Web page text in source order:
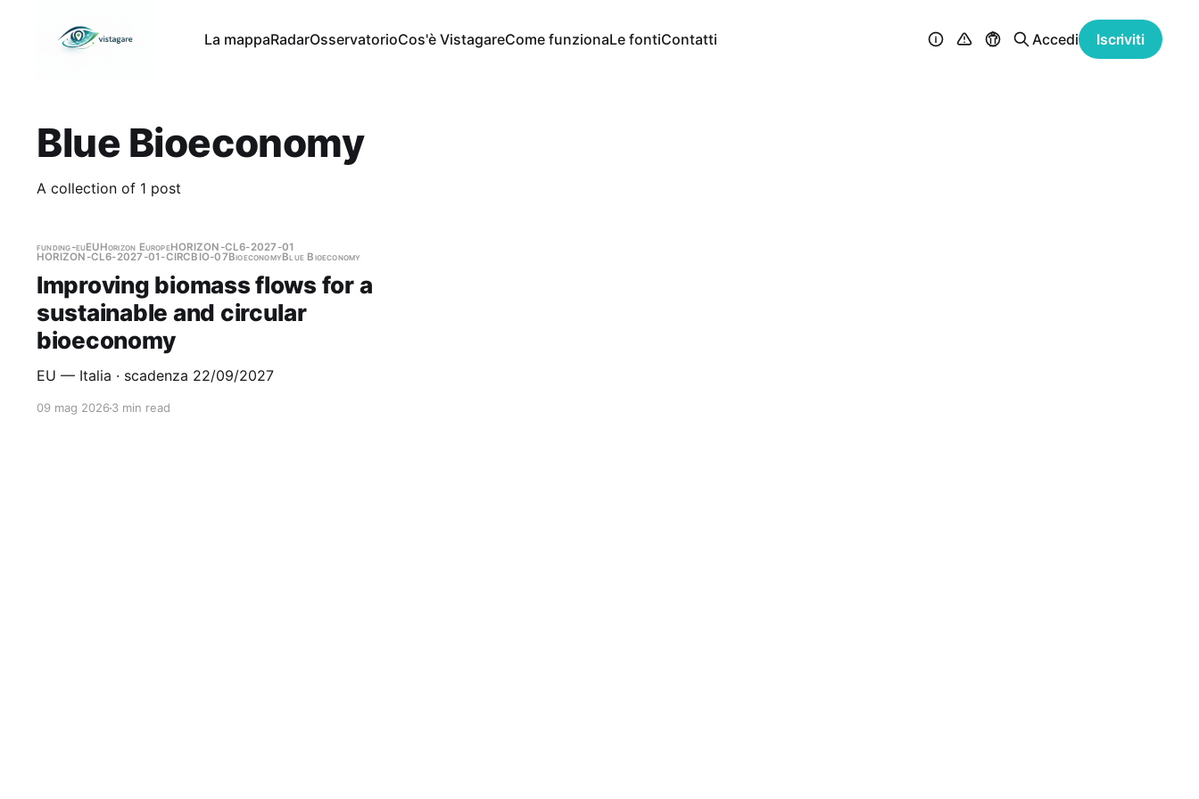
La mappaRadarOsservatorioCos'è VistagareCome funzionaLe fontiContatti Accedi Iscriviti
Blue Bioeconomy
A collection of 1 post
funding-euEUHorizon EuropeHORIZON-CL6-2027-01
HORIZON-CL6-2027-01-CIRCBIO-07BioeconomyBlue Bioeconomy
Improving biomass flows for a
sustainable and circular
bioeconomy
EU — Italia · scadenza 22/09/2027
09 mag 20263 min read